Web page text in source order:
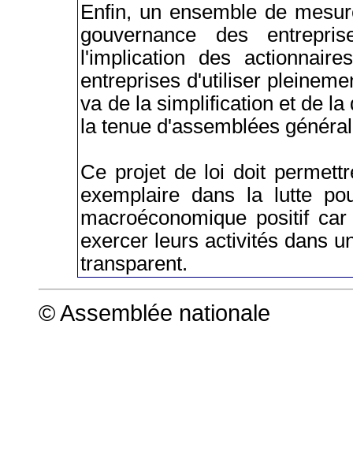
Enfin, un ensemble de
gouvernance des
l'implication des
entreprises d'utiliser
va de la simplification et de
la tenue d'assemblées
Ce projet de loi doit
exemplaire dans la lutte
macroéconomique positif
exercer leurs activités dans
transparent.
© Assemblée nationale